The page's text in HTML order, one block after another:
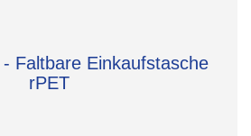
Faltbare Einkaufstasche
rPET